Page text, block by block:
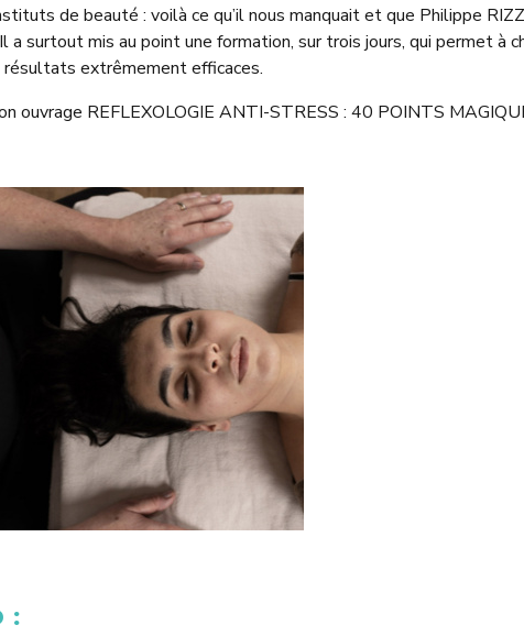
de beauté : voilà ce qu’il nous manquait et que Philippe
surtout mis au point une formation, sur trois jours, qui permet à
extrêmement efficaces.
ouvrage REFLEXOLOGIE ANTI-STRESS : 40 POINTS
: